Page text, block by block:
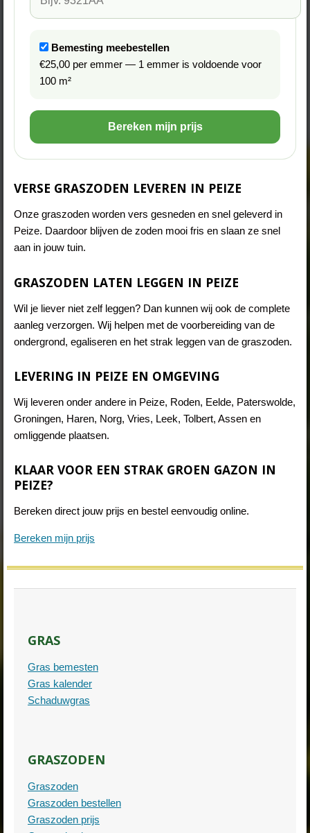
Bemesting meebestellen
€25,00 per emmer — 1 emmer is voldoende voor
100 m²
Bereken mijn prijs
VERSE GRASZODEN LEVEREN IN PEIZE
Onze graszoden worden vers gesneden en snel geleverd in
Peize. Daardoor blijven de zoden mooi fris en slaan ze snel
aan in jouw tuin.
GRASZODEN LATEN LEGGEN IN PEIZE
Wil je liever niet zelf leggen? Dan kunnen wij ook de complete
aanleg verzorgen. Wij helpen met de voorbereiding van de
ondergrond, egaliseren en het strak leggen van de graszoden.
LEVERING IN PEIZE EN OMGEVING
Wij leveren onder andere in Peize, Roden, Eelde, Paterswolde,
Groningen, Haren, Norg, Vries, Leek, Tolbert, Assen en
omliggende plaatsen.
KLAAR VOOR EEN STRAK GROEN GAZON IN
PEIZE?
Bereken direct jouw prijs en bestel eenvoudig online.
Bereken mijn prijs
GRAS
Gras bemesten
Gras kalender
Schaduwgras
GRASZODEN
Graszoden
Graszoden bestellen
Graszoden prijs